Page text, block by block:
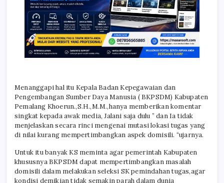
Menanggapi hal itu Kepala Badan Kepegawaian dan
Pengembangan Sumber Daya Manusia ( BKPSDM) Kabupaten
Pemalang Khoerun.,S.H.,M.M.,hanya memberikan komentar
singkat kepada awak media, Jalani saja dulu ” dan Ia tidak
menjelaskan secara rinci mengenai mutasi lokasi tugas yang
di nilai kurang mempertimbangkan aspek domisili. “ujarnya.
Untuk itu banyak KS meminta agar pemerintah Kabupaten
khususnya BKPSDM dapat mempertimbangkan masalah
domisili dalam melakukan seleksi SK pemindahan tugas,agar
kondisi demikian tidak semakin parah dalam dunia